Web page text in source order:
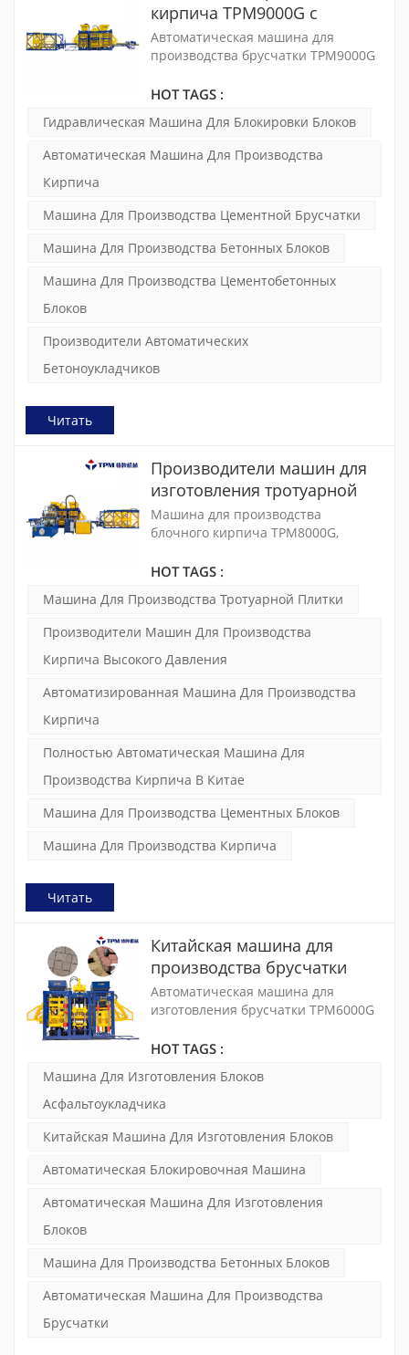
кирпича TPM9000G с
переплетными блоками
Автоматическая машина для
производства брусчатки TPM9000G
немецкой системы управления
фазовую сервовибрацию. Основная
прочную и прочную конструкцию.
HOT TAGS :
Гидравлическая Машина Для Блокировки Блоков
Автоматическая Машина Для Производства
Кирпича
Машина Для Производства Цементной Брусчатки
Машина Для Производства Бетонных Блоков
Машина Для Производства Цементобетонных
Блоков
Производители Автоматических
Бетоноукладчиков
Читать
Производители машин для
изготовления тротуарной
плитки высокого давления
(TPM8000G)
Машина для производства
блочного кирпича TPM8000G,
требованиям, предназначена для
таких как тротуарный кирпич,
блокировочный кирпич, брусчатка,
бордюрный камень и т. д.
HOT TAGS :
Машина Для Производства Тротуарной Плитки
Производители Машин Для Производства
Кирпича Высокого Давления
Автоматизированная Машина Для Производства
Кирпича
Полностью Автоматическая Машина Для
Производства Кирпича В Китае
Машина Для Производства Цементных Блоков
Машина Для Производства Кирпича
Читать
Китайская машина для
производства брусчатки
TPM6000G
Автоматическая машина для
изготовления брусчатки TPM6000G
начинающего клиента, который
производству брусчатки. Это
машина для изготовления блоков
производимая в Китае. Благодаря
стабильной работе теперь это наши
HOT TAGS :
Машина Для Изготовления Блоков
Асфальтоукладчика
Китайская Машина Для Изготовления Блоков
Автоматическая Блокировочная Машина
Автоматическая Машина Для Изготовления
Блоков
Машина Для Производства Бетонных Блоков
Автоматическая Машина Для Производства
Брусчатки